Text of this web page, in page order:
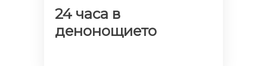
24 часа в
денонощието